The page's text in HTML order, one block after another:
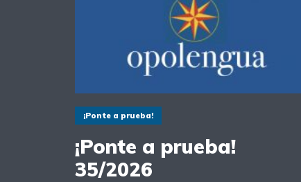
¡Ponte a prueba!
¡Ponte a prueba!
35/2026